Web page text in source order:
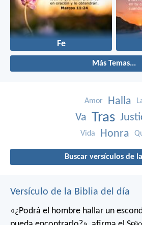
Fe
Más Temas...
Amor Halla
Va Tras
Vida Honra
Buscar versículos de
Versículo de la Biblia del día
«¿Podrá el hombre hallar un